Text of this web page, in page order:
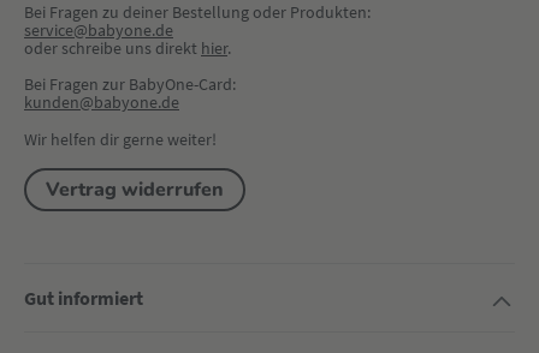
Bei Fragen zu deiner Bestellung oder Produkten:
service@babyone.de
oder schreibe uns direkt hier.
Bei Fragen zur BabyOne-Card:
kunden@babyone.de
Wir helfen dir gerne weiter!
Vertrag widerrufen
Gut informiert